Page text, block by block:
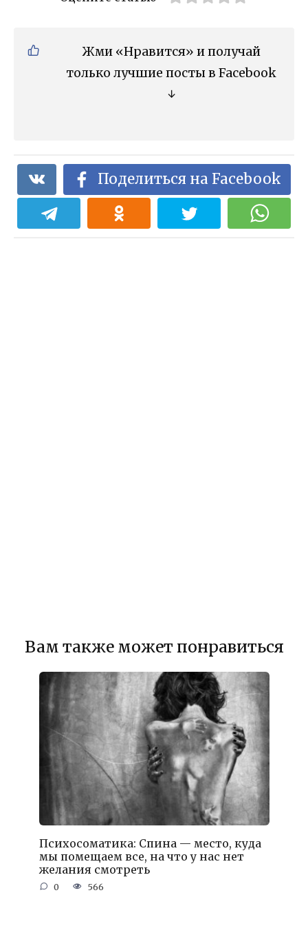
Жми «Нравится» и получай
только лучшие посты в Facebook
↓
Поделиться на Facebook
Вам также может понравиться
Психосоматика: Спина — место, куда
мы помещаем все, на что у нас нет
желания смотреть
0 566